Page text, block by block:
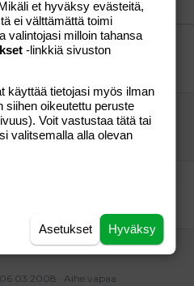
Perhe-elämä
Aihe vapaa
06.03.2008
et hyväksy evästeitä,
ei välttämättä toimi
valintojasi milloin tahansa
-linkkiä sivuston
käyttää tietojasi myös ilman
siihen oikeutettu peruste
Voit vastustaa tätä tai
valitsemalla alla olevan
Hyväksy
Asetukset